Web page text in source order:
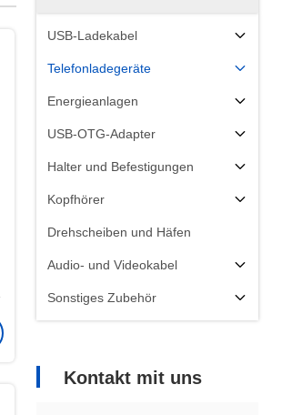
USB-Ladekabel
Telefonladegeräte
Energieanlagen
USB-OTG-Adapter
Halter und Befestigungen
Kopfhörer
Drehscheiben und Häfen
Audio- und Videokabel
Sonstiges Zubehör
Kontakt mit uns